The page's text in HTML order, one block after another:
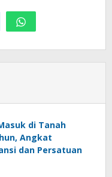
di Tanah
Angkat
dan Persatuan